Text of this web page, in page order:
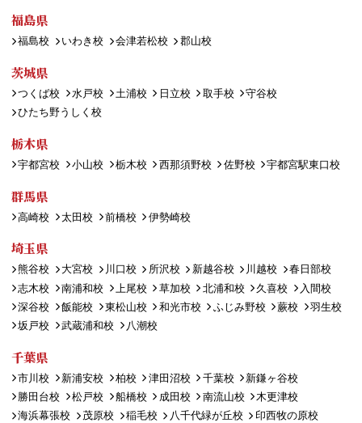
福島県
福島校 いわき校 会津若松校 郡山校
茨城県
つくば校 水戸校 土浦校 日立校 取手校
守谷校
ひたち野うしく校
栃木県
宇都宮校 小山校 栃木校 西那須野校 佐野校 宇都宮駅東口校
群馬県
高崎校 太田校 前橋校 伊勢崎校
埼玉県
熊谷校 大宮校 川口校 所沢校 新越谷校 川越校
春日部校
志木校
南浦和校 上尾校 草加校 北浦和校 久喜校
入間校
深谷校
飯能校 東松山校 和光市校 ふじみ野校 蕨校
羽生校
坂戸校
武蔵浦和校 八潮校
千葉県
市川校 新浦安校 柏校 津田沼校 千葉校
新鎌ヶ谷校
勝田台校
松戸校 船橋校 成田校 南流山校
木更津校
海浜幕張校
茂原校 稲毛校 八千代緑が丘校
印西牧の原校